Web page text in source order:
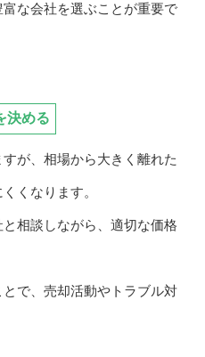
な会社を選ぶことが重要で
決める
が、相場から大きく離れた
くなります。
相談しながら、適切な価格
で、売却活動やトラブル対